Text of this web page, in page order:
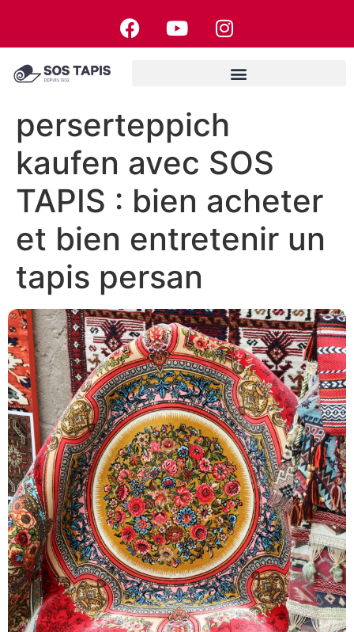
perserteppich
kaufen avec SOS
TAPIS : bien acheter
et bien entretenir un
tapis persan